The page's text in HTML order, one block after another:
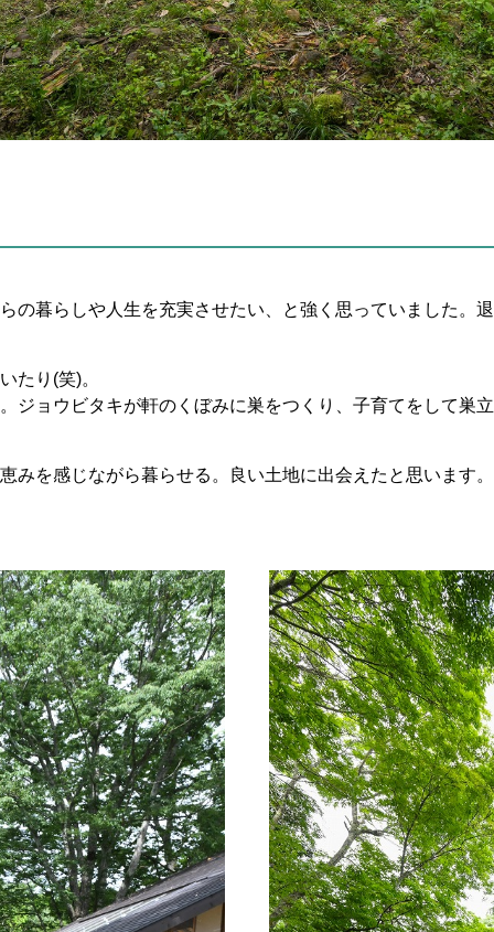
の暮らしや人生を充実させたい、と強く思っていました。
たり(笑)。
ジョウビタキが軒のくぼみに巣をつくり、子育てをして巣
を感じながら暮らせる。良い土地に出会えたと思います。